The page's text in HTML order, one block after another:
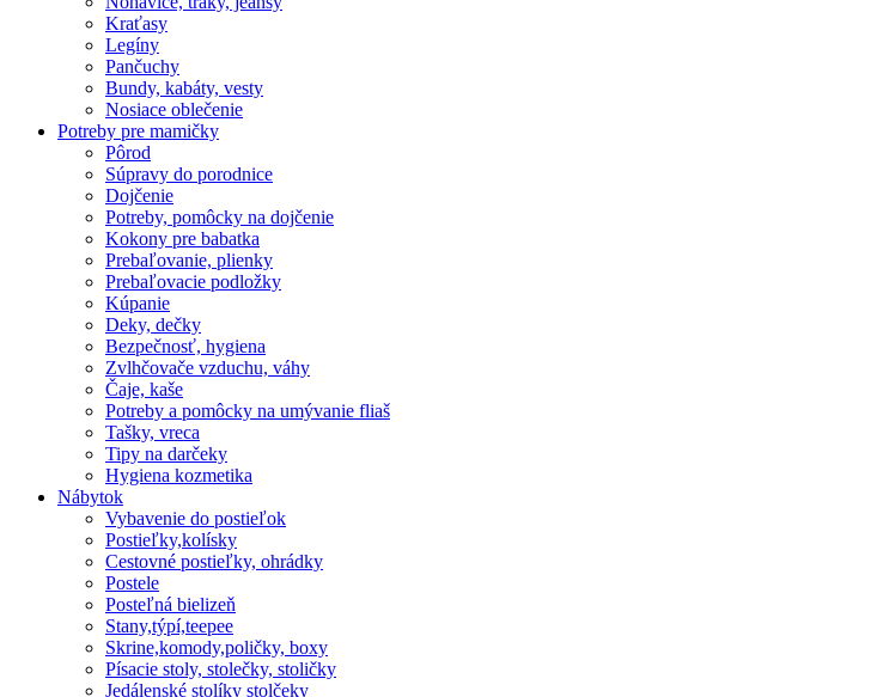
Kraťasy
Legíny
Pančuchy
Bundy, kabáty, vesty
Nosiace oblečenie
Potreby pre mamičky
Pôrod
Súpravy do porodnice
Dojčenie
Potreby, pomôcky na dojčenie
Kokony pre babatka
Prebaľovanie, plienky
Prebaľovacie podložky
Kúpanie
Deky, dečky
Bezpečnosť, hygiena
Zvlhčovače vzduchu, váhy
Čaje, kaše
Potreby a pomôcky na umývanie fliaš
Tašky, vreca
Tipy na darčeky
Hygiena kozmetika
Nábytok
Vybavenie do postieľok
Postieľky,kolísky
Cestovné postieľky, ohrádky
Postele
Posteľná bielizeň
Stany,týpí,teepee
Skrine,komody,poličky, boxy
Písacie stoly, stolečky, stoličky
Jedálenské stolíky stolčeky